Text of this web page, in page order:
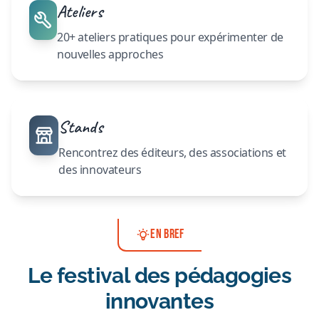
Ateliers
20+ ateliers pratiques pour expérimenter de
nouvelles approches
Stands
Rencontrez des éditeurs, des associations et
des innovateurs
EN BREF
Le festival des pédagogies
innovantes